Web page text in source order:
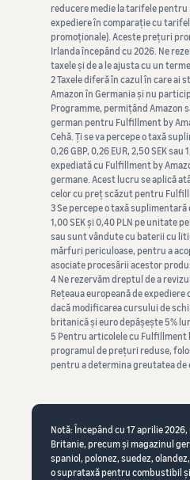
reducere medie la tarifele pentru
expediere în comparație cu
promoționale). Aceste prețuri
Irlanda începând cu 2026. Ne
taxele și de a le ajusta cu un
2 Taxele diferă în cazul în care
Amazon în Germania și nu
Programme, permițând Amazon
german pentru Fulfillment by
Cehă. Ți se va percepe o taxă
0,26 GBP, 0,26 EUR, 2,50 SEK
expediată cu Fulfillment by
germane. Acest lucru se aplică
celor cu preț scăzut pentru
3 Se percepe o taxă suplimentară
1,00 SEK și 0,40 PLN pe unitate
sau sunt vândute cu baterii cu
mărfuri periculoase, pentru a
asociate procesării acestor
4 Ne rezervăm dreptul de a
Rețeaua europeană de expediere
dacă modificarea cursului de
britanică și euro depășește 5%
5 Pentru articolele cu Fulfillment
programul de prețuri reduse,
pentru a determina greutatea de
Notă: Începând cu 17 aprilie
Britanie, precum și magazinul
spaniol, polonez, suedez,
o suprataxă pentru combustibil